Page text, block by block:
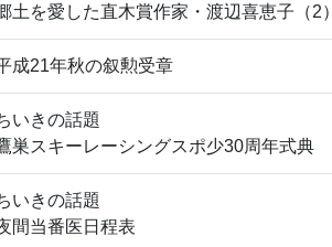
土を愛した直木賞作家・渡辺喜恵子（2）
成21年秋の叙勲受章
いきの話題
巣スキーレーシングスポ少30周年式典
いきの話題
間当番医日程表